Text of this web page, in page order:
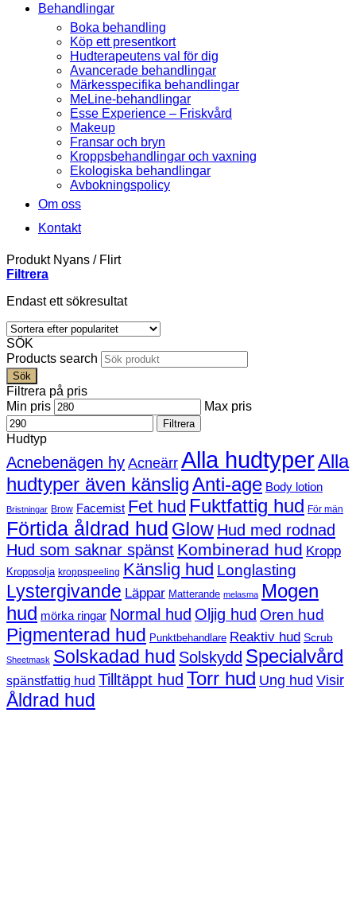
Behandlingar
Boka behandling
Köp ett presentkort
Hudterapeutens val för dig
Avancerade behandlingar
Märkesspecifika behandlingar
MeLine-behandlingar
Esse Experience – Friskvård
Makeup
Fransar och bryn
Kroppsbehandlingar och vaxning
Ekologiska behandlingar
Avbokningspolicy
Om oss
Kontakt
Produkt Nyans /Flirt
Filtrera
Endast ett sökresultat
SÖK
Products search
Sök
Filtrera på pris
Min pris
Max pris
Filtrera
Hudtyp
Acnebenägen hy Acneärr Alla hudtyperAlla
hudtyper även känsligAnti-age Body lotion
Bristningar Brow Facemist Fet hud Fuktfattig hud För män
Förtida åldrad hud Glow Hud med rodnad
Hud som saknar spänst Kombinerad hud Kropp
Kroppsolja kroppspeeling Känslig hud Longlasting
Lystergivande Läppar Matterande melasma Mogen
hud mörka ringar Normal hud Oljig hud Oren hud
Pigmenterad hud Punktbehandlare Reaktiv hud Scrub
Sheetmask Solskadad hud Solskydd Specialvård
spänstfattig hud Tilltäppt hud Torr hud Ung hud Visir
Åldrad hud